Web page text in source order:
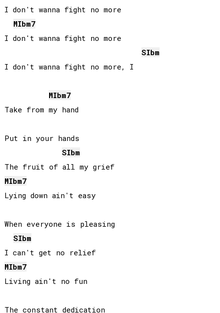
I don't wanna fight no more
MIbm7
I don't wanna fight no more
SIbm
I don't wanna fight no more, I
MIbm7
Take from my hand
Put in your hands
SIbm
The fruit of all my grief
MIbm7
Lying down ain't easy
When everyone is pleasing
SIbm
I can't get no relief
MIbm7
Living ain't no fun
The constant dedication